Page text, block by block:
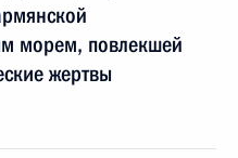
морем, повлекшей
жертвы